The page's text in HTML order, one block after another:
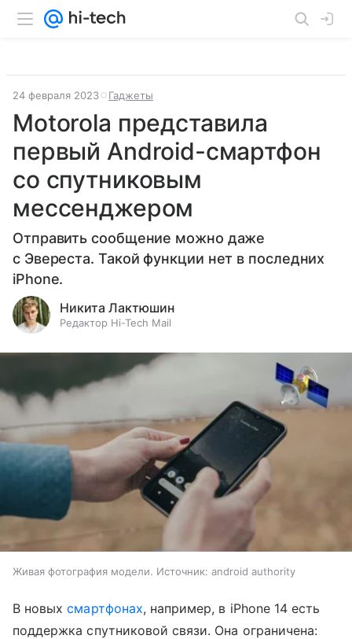
24 февраля 2023 Гаджеты
Motorola представила
первый Android-смартфон
со спутниковым
мессенджером
Отправить сообщение можно даже
с Эвереста. Такой функции нет в последних
iPhone.
Никита Лактюшин
Редактор Hi-Tech Mail
Живая фотография модели. Источник: android authority
В новыхсмартфонах, например, в iPhone 14 есть
поддержка спутниковой связи. Она ограничена: